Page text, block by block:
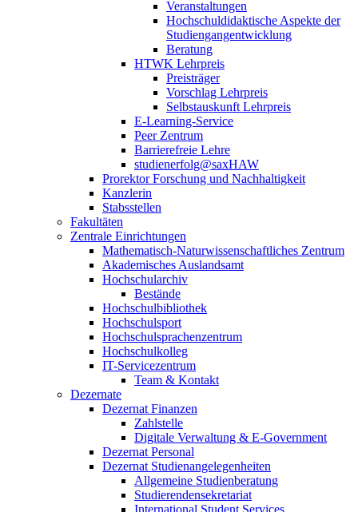
Veranstaltungen
Hochschuldidaktische Aspekte der
Studiengangentwicklung
Beratung
HTWK Lehrpreis
Preisträger
Vorschlag Lehrpreis
Selbstauskunft Lehrpreis
E-Learning-Service
Peer Zentrum
Barrierefreie Lehre
studienerfolg@saxHAW
Prorektor Forschung und Nachhaltigkeit
Kanzlerin
Stabsstellen
Fakultäten
Zentrale Einrichtungen
Mathematisch-Naturwissenschaftliches Zentrum
Akademisches Auslandsamt
Hochschularchiv
Bestände
Hochschulbibliothek
Hochschulsport
Hochschulsprachenzentrum
Hochschulkolleg
IT-Servicezentrum
Team & Kontakt
Dezernate
Dezernat Finanzen
Zahlstelle
Digitale Verwaltung & E-Government
Dezernat Personal
Dezernat Studienangelegenheiten
Allgemeine Studienberatung
Studierendensekretariat
International Student Services